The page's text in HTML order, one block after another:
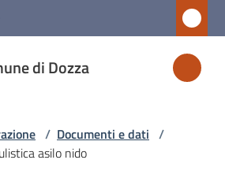
di Dozza
/ Documenti e dati /
asilo nido